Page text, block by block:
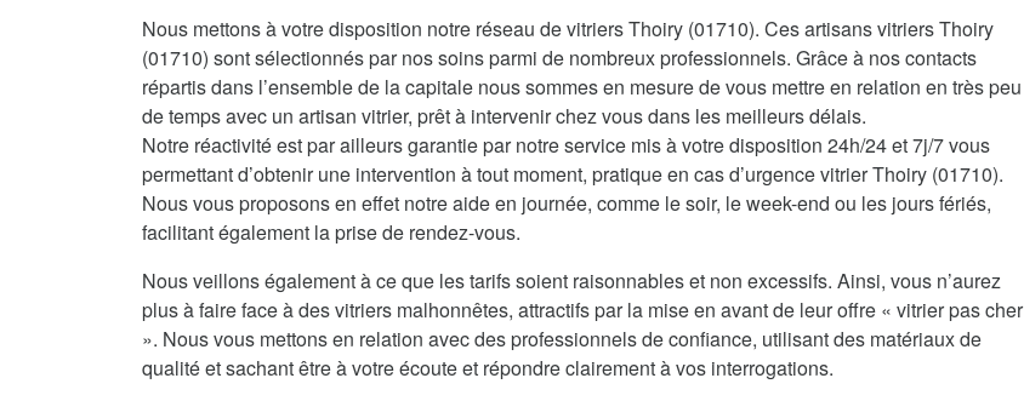
Nous mettons à votre disposition notre réseau de vitriers Thoiry (01710). Ces artisans vitriers Thoiry
(01710) sont sélectionnés par nos soins parmi de nombreux professionnels. Grâce à nos contacts
répartis dans l’ensemble de la capitale nous sommes en mesure de vous mettre en relation en très peu
de temps avec un artisan vitrier, prêt à intervenir chez vous dans les meilleurs délais.
Notre réactivité est par ailleurs garantie par notre service mis à votre disposition 24h/24 et 7j/7 vous
permettant d’obtenir une intervention à tout moment, pratique en cas d’urgence vitrier Thoiry (01710).
Nous vous proposons en effet notre aide en journée, comme le soir, le week-end ou les jours fériés,
facilitant également la prise de rendez-vous.
Nous veillons également à ce que les tarifs soient raisonnables et non excessifs. Ainsi, vous n’aurez
plus à faire face à des vitriers malhonnêtes, attractifs par la mise en avant de leur offre « vitrier pas cher
». Nous vous mettons en relation avec des professionnels de confiance, utilisant des matériaux de
qualité et sachant être à votre écoute et répondre clairement à vos interrogations.